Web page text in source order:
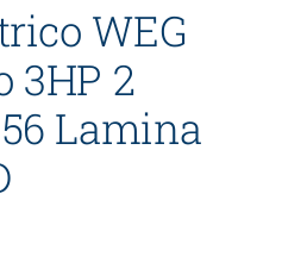
WEG
3HP 2
Lamina